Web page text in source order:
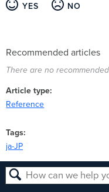
YES NO
Recommended articles
There are no
Article type
Reference
Tags
ja-JP